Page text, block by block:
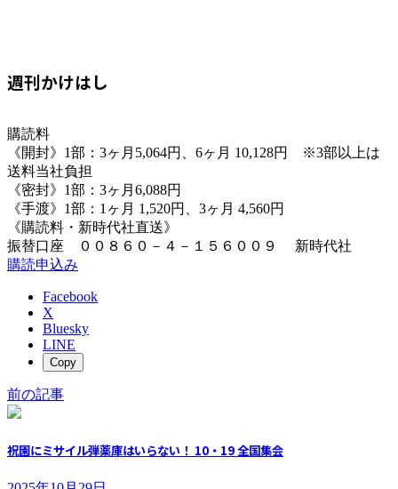
週刊かけはし
購読料
《開封》1部：3ヶ月5,064円、6ヶ月 10,128円 ※3部以上は
送料当社負担
《密封》1部：3ヶ月6,088円
《手渡》1部：1ヶ月 1,520円、3ヶ月 4,560円
《購読料・新時代社直送》
振替口座 ００８６０－４－１５６００９ 新時代社
購読申込み
Facebook
X
Bluesky
LINE
Copy
前の記事
祝園にミサイル弾薬庫はいらない！ 10・19 全国集会